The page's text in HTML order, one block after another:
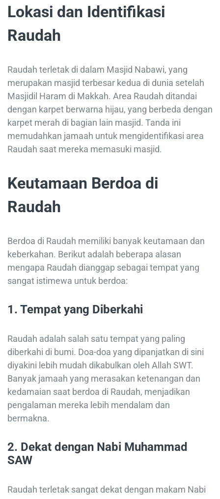
Lokasi dan Identifikasi
Raudah
Raudah terletak di dalam Masjid Nabawi, yang
merupakan masjid terbesar kedua di dunia setelah
Masjidil Haram di Makkah. Area Raudah ditandai
dengan karpet berwarna hijau, yang berbeda dengan
karpet merah di bagian lain masjid. Tanda ini
memudahkan jamaah untuk mengidentifikasi area
Raudah saat mereka memasuki masjid.
Keutamaan Berdoa di
Raudah
Berdoa di Raudah memiliki banyak keutamaan dan
keberkahan. Berikut adalah beberapa alasan
mengapa Raudah dianggap sebagai tempat yang
sangat istimewa untuk berdoa:
1. Tempat yang Diberkahi
Raudah adalah salah satu tempat yang paling
diberkahi di bumi. Doa-doa yang dipanjatkan di sini
diyakini lebih mudah dikabulkan oleh Allah SWT.
Banyak jamaah yang merasakan ketenangan dan
kedamaian saat berdoa di Raudah, menjadikan
pengalaman mereka lebih mendalam dan
bermakna.
2. Dekat dengan Nabi Muhammad
SAW
Raudah terletak sangat dekat dengan makam Nabi